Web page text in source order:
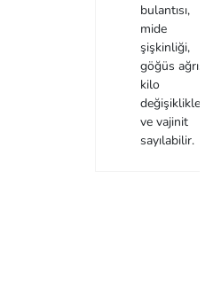
bulantısı,
mide
şişkinliği,
göğüs ağrısı,
kilo
değişiklikleri
ve vajinit
sayılabilir.